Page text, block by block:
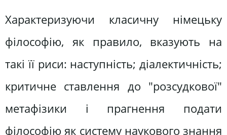
Характеризуючи класичну німецьку
філософію, як правило, вказують на
такі її риси: наступність; діалектичність;
критичне ставлення до "розсудкової"
метафізики і прагнення подати
філософію як систему наукового знання